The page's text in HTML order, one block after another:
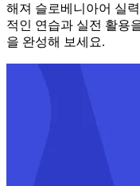
해져 슬로베니아어 실
적인 연습과 실전 활용
을 완성해 보세요.